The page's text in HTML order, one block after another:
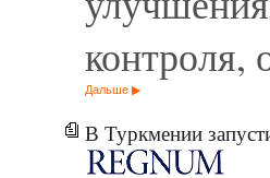
контроля,
Дальше
В Туркмении запустили